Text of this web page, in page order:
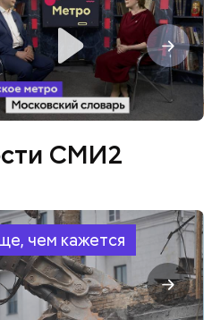
СМИ2
чем кажется